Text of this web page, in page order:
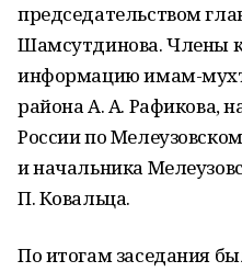
председательством
Шамсутдинова. Члены
информацию имам-
района А. А. Рафикова,
России по
и начальника
П. Ковальца.
По итогам заседания